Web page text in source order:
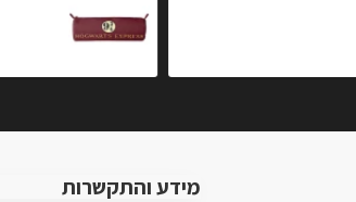
₪20.00
מידע והתקשרות